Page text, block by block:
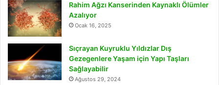
Rahim Ağzı Kanserinden Kaynaklı Ölümler
Azalıyor
Ocak 16, 2025
Sıçrayan Kuyruklu Yıldızlar Dış
Gezegenlere Yaşam için Yapı Taşları
Sağlayabilir
Ağustos 29, 2024